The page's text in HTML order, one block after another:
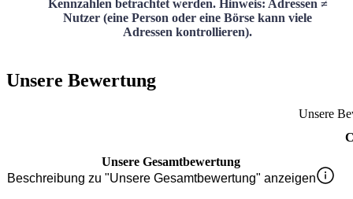
Kennzahlen betrachtet werden. Hinweis: Adressen ≠
Nutzer (eine Person oder eine Börse kann viele
Adressen kontrollieren).
Unsere Bewertung
Unsere
Unsere Gesamtbewertung
Beschreibung zu "Unsere Gesamtbewertung" anzeigen